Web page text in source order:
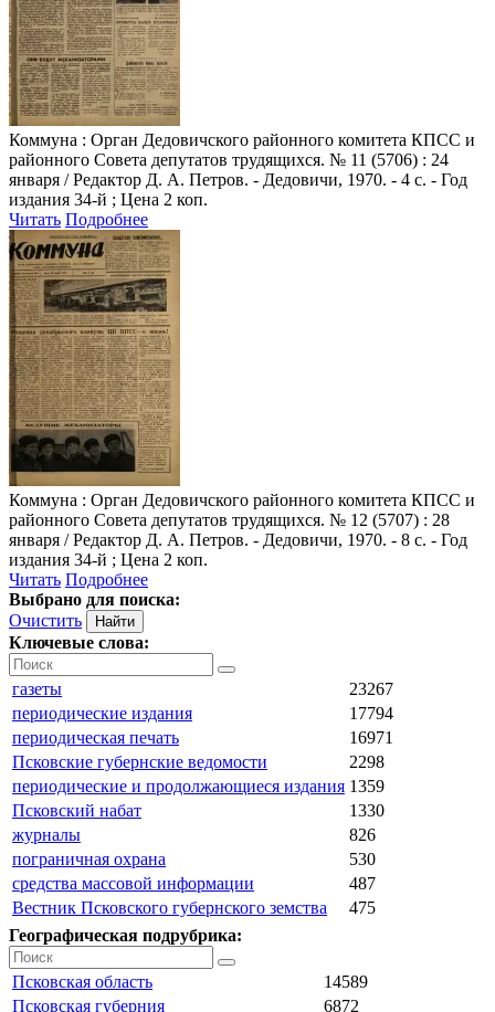
Коммуна : Орган Дедовичского районного комитета КПСС и
районного Совета депутатов трудящихся. № 11 (5706) : 24
января / Редактор Д. А. Петров. - Дедовичи, 1970. - 4 с. - Год
издания 34-й ; Цена 2 коп.
Читать Подробнее
Коммуна : Орган Дедовичского районного комитета КПСС и
районного Совета депутатов трудящихся. № 12 (5707) : 28
января / Редактор Д. А. Петров. - Дедовичи, 1970. - 8 с. - Год
издания 34-й ; Цена 2 коп.
Читать Подробнее
Выбрано для поиска:
Очистить
Ключевые слова:
газеты
23267
периодические издания
17794
периодическая печать
16971
Псковские губернские ведомости
2298
периодические и продолжающиеся издания 1359
Псковский набат
1330
журналы
826
пограничная охрана
530
средства массовой информации
487
Вестник Псковского губернского земства
475
Географическая подрубрика:
Псковская область
14589
Псковская губерния
6872